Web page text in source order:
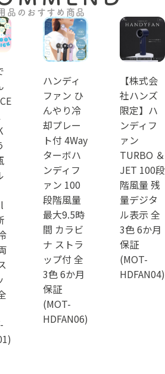
品のおすすめ商品
ハンディ
ファン ひ
んやり冷
却プレー
ト付 4Way
ターボハ
ンディフ
ァン 100
段階風量
最大9.5時
間 カラビ
ナ ストラ
ップ付 全
3色 6か月
保証
(MOT-
HDFAN06)
【株式会
社ハンズ
限定】ハ
ンディフ
ァン
TURBO ＆
JET 100段
階風量 残
量デジタ
ル表示 全
3色 6か月
保証
(MOT-
HDFAN04)